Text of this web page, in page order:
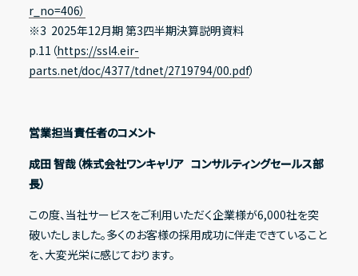
r_no=406）
※3 2025年12月期 第3四半期決算説明資料
p.11（https://ssl4.eir-
parts.net/doc/4377/tdnet/2719794/00.pdf）
営業担当責任者のコメント
成田 智哉（株式会社ワンキャリア コンサルティングセールス部
長）
この度、当社サービスをご利用いただく企業様が6,000社を突
破いたしました。多くのお客様の採用成功に伴走できていること
を、大変光栄に感じております。